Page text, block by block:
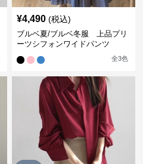
¥4,490 (税込)
ブルベ夏/ブルベ冬服 上品プリ
ーツシフォンワイドパンツ
全3色